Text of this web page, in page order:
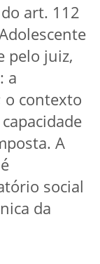
art. 112
pelo juiz,
a
o contexto
A
social
da